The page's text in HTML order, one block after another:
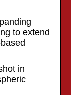
to extend
in